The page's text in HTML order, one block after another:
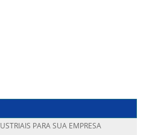
PARA SUA EMPRESA